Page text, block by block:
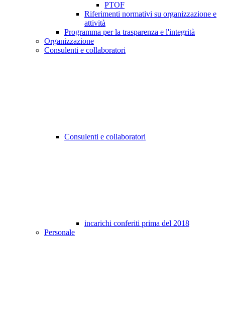
PTOF
Riferimenti normativi su organizzazione e
attività
Programma per la trasparenza e l'integrità
Organizzazione
Consulenti e collaboratori
Consulenti e collaboratori
incarichi conferiti prima del 2018
Personale